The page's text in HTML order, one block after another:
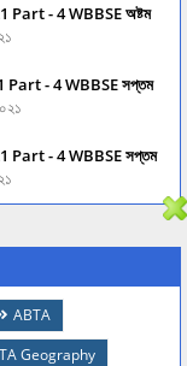
- 4 WBBSE অষ্টম
- 4 WBBSE সপ্তম
- 4 WBBSE সপ্তম
ABTA
Geography